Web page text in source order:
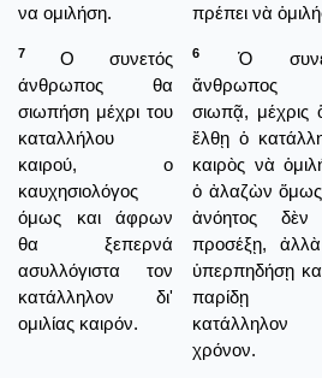
να ομιλήση.
πρέπει νὰ
7
Ο συνετός
άνθρωπος θα
σιωπήση μέχρι του
καταλλήλου
καιρού, ο
καυχησιολόγος
όμως και άφρων
θα ξεπερνά
ασυλλόγιστα τον
κατάλληλον δι'
ομιλίας καιρόν.
6
Ὁ
ἄνθρωπος
σιωπᾷ, μέχρις
ἔλθῃ ὁ
καιρὸς νὰ
ὁ ἀλαζὼν ὅμως
ἀνόητος
προσέξῃ,
ὑπερπηδήσῃ
παρίδῃ
κατάλληλον
χρόνον.